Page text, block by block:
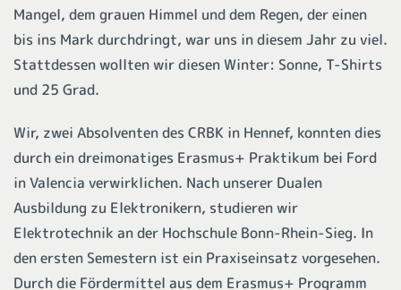
Mangel, dem grauen Himmel und dem Regen, der einen
bis ins Mark durchdringt, war uns in diesem Jahr zu viel.
Stattdessen wollten wir diesen Winter: Sonne, T-Shirts
und 25 Grad.
Wir, zwei Absolventen des CRBK in Hennef, konnten dies
durch ein dreimonatiges Erasmus+ Praktikum bei Ford
in Valencia verwirklichen. Nach unserer Dualen
Ausbildung zu Elektronikern, studieren wir
Elektrotechnik an der Hochschule Bonn-Rhein-Sieg. In
den ersten Semestern ist ein Praxiseinsatz vorgesehen.
Durch die Fördermittel aus dem Erasmus+ Programm